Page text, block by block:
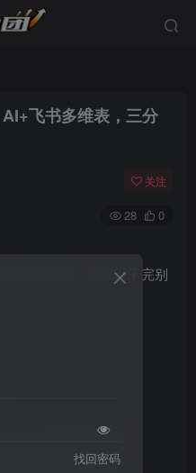
飞书多维表，三分
关注
28 0
一张多维表格开始
升50%以上效率
找回密码